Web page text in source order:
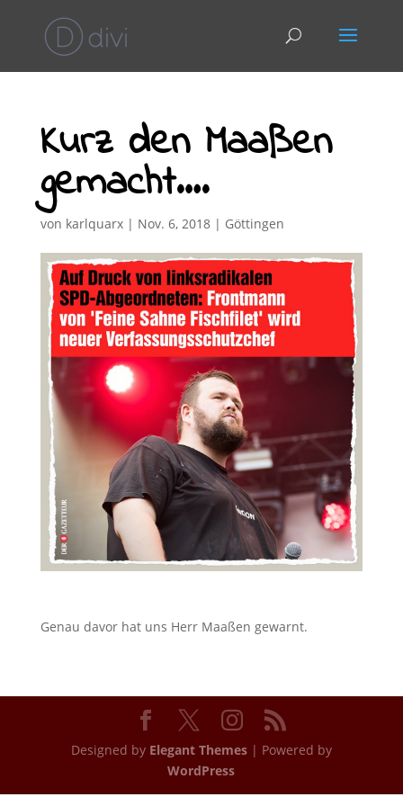
Kurz den Maaßen
gemacht….
von karlquarx| Nov. 6, 2018| Göttingen
Genau davor hat uns Herr Maaßen gewarnt.
Designed by Elegant Themes| Powered by
WordPress